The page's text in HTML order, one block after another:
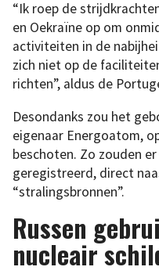
“Ik roep de
en Oekraïne op om
activiteiten in de
zich niet op de
richten”, aldus de
Desondanks zou het
eigenaar Energoatom,
beschoten. Zo zouden
geregistreerd, direct
“stralingsbronnen”.
Russen
nucleair